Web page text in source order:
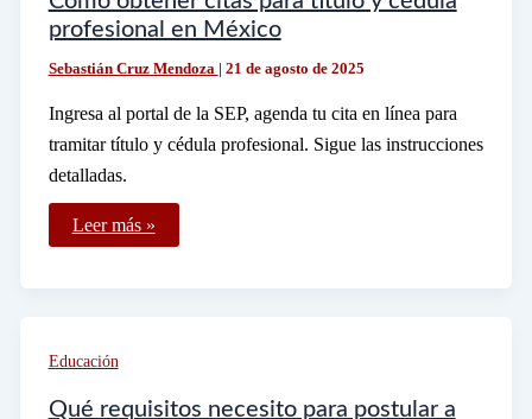
profesional en México
Sebastián Cruz Mendoza | 21 de agosto de 2025
Ingresa al portal de la SEP, agenda tu cita en línea para
tramitar título y cédula profesional. Sigue las instrucciones
detalladas.
Cómo
obtener
profesional
en
Leer más »
Educación
Qué requisitos necesito para postular a